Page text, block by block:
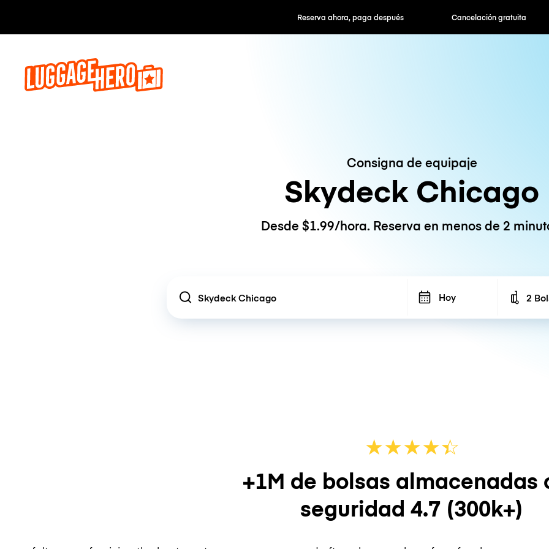
Reserva ahora, paga después Cancelación gratuita Tarifas
Consigna de equipaje
Skydeck Chicago
Desde $1.99/hora. Reserva en menos de 2
Location Hoy 2
★★★★☆
★
+1M de bolsas almacenadas
seguridad 4.7 (300k+)